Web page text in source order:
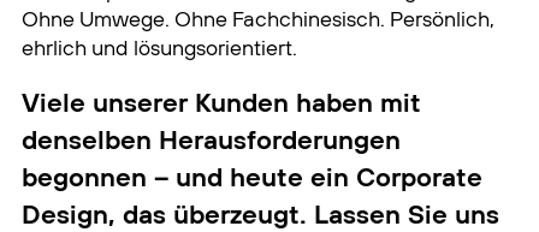
Ohne Umwege. Ohne Fachchinesisch. Persönlich,
ehrlich und lösungsorientiert.
Viele unserer Kunden haben mit
denselben Herausforderungen
begonnen – und heute ein Corporate
Design, das überzeugt. Lassen Sie uns